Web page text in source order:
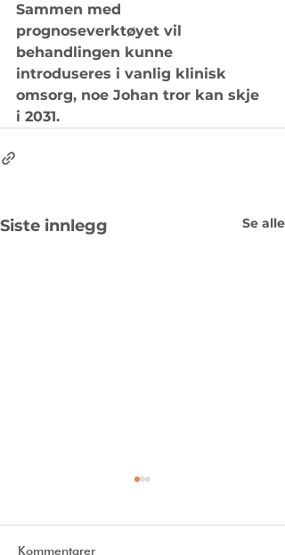
Sammen med
prognoseverktøyet vil
behandlingen kunne
introduseres i vanlig klinisk
omsorg, noe Johan tror kan skje
i 2031.
Siste innlegg Se alle
Kommentarer